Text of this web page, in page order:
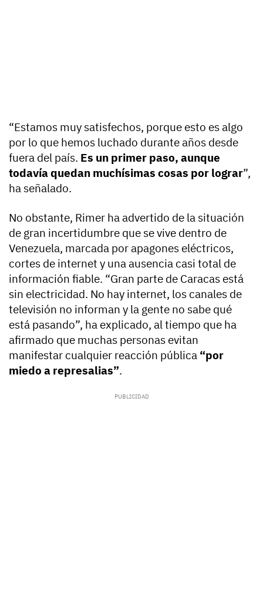
“Estamos muy satisfechos, porque esto es algo
por lo que hemos luchado durante años desde
fuera del país. Es un primer paso, aunque
todavía quedan muchísimas cosas por lograr”,
ha señalado.
No obstante, Rimer ha advertido de la situación
de gran incertidumbre que se vive dentro de
Venezuela, marcada por apagones eléctricos,
cortes de internet y una ausencia casi total de
información fiable. “Gran parte de Caracas está
sin electricidad. No hay internet, los canales de
televisión no informan y la gente no sabe qué
está pasando”, ha explicado, al tiempo que ha
afirmado que muchas personas evitan
manifestar cualquier reacción pública “por
miedo a represalias”.